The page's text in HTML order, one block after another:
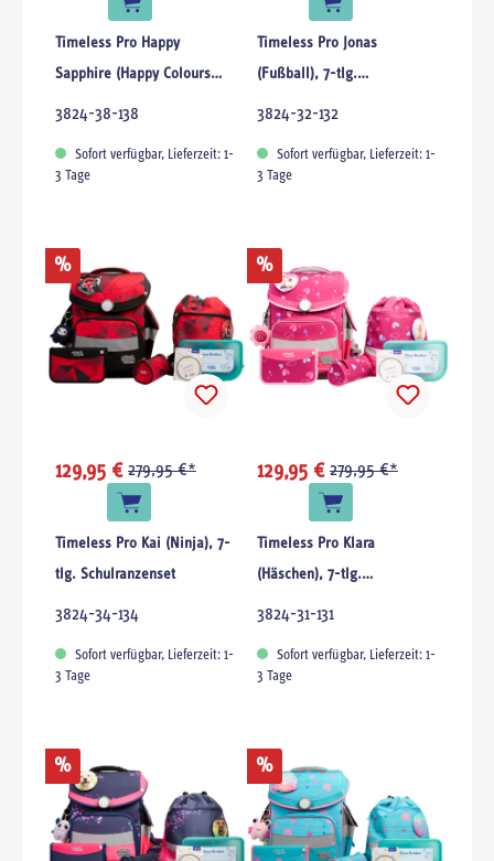
Timeless Pro Happy
Sapphire (Happy Colours
Collection), 6-tlg.
3824-38-138
Sofort verfügbar, Lieferzeit: 1-
3 Tage
Timeless Pro Jonas
(Fußball), 7-tlg.
Schulranzenset
3824-32-132
Sofort verfügbar, Lieferzeit: 1-
3 Tage
%
129,95 € 279,95 €*
Timeless Pro Kai (Ninja), 7-
tlg. Schulranzenset
3824-34-134
Sofort verfügbar, Lieferzeit: 1-
3 Tage
%
129,95 € 279,95 €*
Timeless Pro Klara
(Häschen), 7-tlg.
Schulranzenset
3824-31-131
Sofort verfügbar, Lieferzeit: 1-
3 Tage
% %